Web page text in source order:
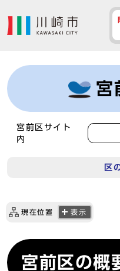
宮
宮前区サイト
内
区
現在位置 表示
宮前区の概